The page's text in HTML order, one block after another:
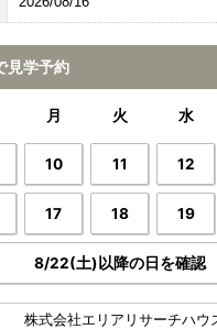
見学予約
月 火 水
10 11 12
17 18 19
8/22(土)以降の日を確認
株式会社エリアリサーチハウ